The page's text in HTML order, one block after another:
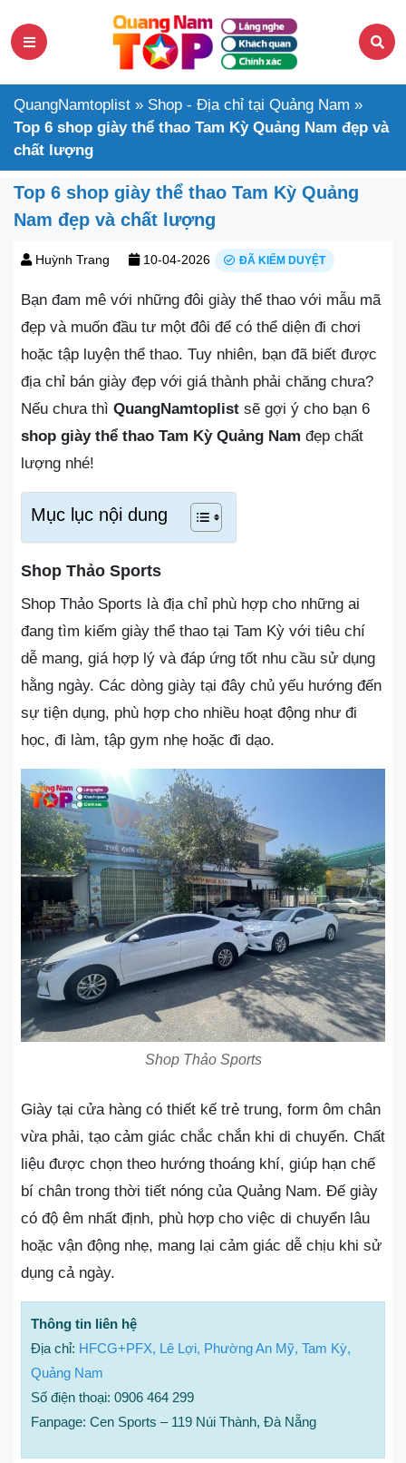
QuangNamtoplist » Shop - Địa chỉ tại Quảng Nam »
Top 6 shop giày thể thao Tam Kỳ Quảng Nam đẹp và
chất lượng
Top 6 shop giày thể thao Tam Kỳ Quảng
Nam đẹp và chất lượng
Huỳnh Trang 10-04-2026 ĐÃ KIỂM DUYỆT
Bạn đam mê với những đôi giày thể thao với mẫu mã
đẹp và muốn đầu tư một đôi để có thể diện đi chơi
hoặc tập luyện thể thao. Tuy nhiên, bạn đã biết được
địa chỉ bán giày đẹp với giá thành phải chăng chưa?
Nếu chưa thì QuangNamtoplist sẽ gợi ý cho bạn 6
shop giày thể thao Tam Kỳ Quảng Nam đẹp chất
lượng nhé!
Mục lục nội dung
Shop Thảo Sports
Shop Thảo Sports là địa chỉ phù hợp cho những ai
đang tìm kiếm giày thể thao tại Tam Kỳ với tiêu chí
dễ mang, giá hợp lý và đáp ứng tốt nhu cầu sử dụng
hằng ngày. Các dòng giày tại đây chủ yếu hướng đến
sự tiện dụng, phù hợp cho nhiều hoạt động như đi
học, đi làm, tập gym nhẹ hoặc đi dạo.
Shop Thảo Sports
Giày tại cửa hàng có thiết kế trẻ trung, form ôm chân
vừa phải, tạo cảm giác chắc chắn khi di chuyển. Chất
liệu được chọn theo hướng thoáng khí, giúp hạn chế
bí chân trong thời tiết nóng của Quảng Nam. Đế giày
có độ êm nhất định, phù hợp cho việc di chuyển lâu
hoặc vận động nhẹ, mang lại cảm giác dễ chịu khi sử
dụng cả ngày.
Thông tin liên hệ
Địa chỉ: HFCG+PFX, Lê Lợi, Phường An Mỹ, Tam Kỳ,
Quảng Nam
Số điện thoại: 0906 464 299
Fanpage: Cen Sports – 119 Núi Thành, Đà Nẵng